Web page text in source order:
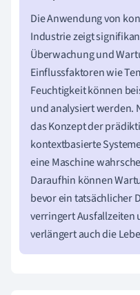
Die Anwendung von
Industrie zeigt
Überwachung und
Einflussfaktoren wie
Feuchtigkeit können
und analysiert werden.
das Konzept der
kontextbasierte
eine Maschine
Daraufhin können
bevor ein tatsächlicher
verringert Ausfallzeiten
verlängert auch die